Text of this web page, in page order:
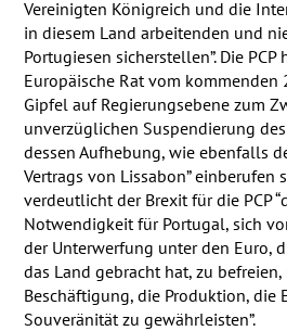
Vereinigten Königreich und die
in diesem Land arbeitenden und
Portugiesen sicherstellen”. Die PCP
Europäische Rat vom kommenden
Gipfel auf Regierungsebene zum
unverzüglichen Suspendierung
dessen Aufhebung, wie ebenfalls
Vertrags von Lissabon” einberufen
verdeutlicht der Brexit für die PCP
Notwendigkeit für Portugal, sich
der Unterwerfung unter den Euro,
das Land gebracht hat, zu
Beschäftigung, die Produktion,
Souveränität zu gewährleisten”.